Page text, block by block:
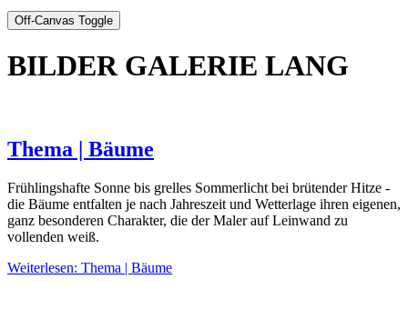
Off-Canvas Toggle
BILDER GALERIE LANG
Thema | Bäume
Frühlingshafte Sonne bis grelles Sommerlicht bei brütender Hitze -
die Bäume entfalten je nach Jahreszeit und Wetterlage ihren eigenen,
ganz besonderen Charakter, die der Maler auf Leinwand zu
vollenden weiß.
Weiterlesen: Thema | Bäume